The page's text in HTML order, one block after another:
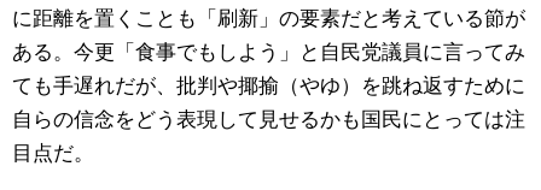
に距離を置くことも「刷新」の要素だと考えている節が
ある。今更「食事でもしよう」と自民党議員に言ってみ
ても手遅れだが、批判や揶揄（やゆ）を跳ね返すために
自らの信念をどう表現して見せるかも国民にとっては注
目点だ。